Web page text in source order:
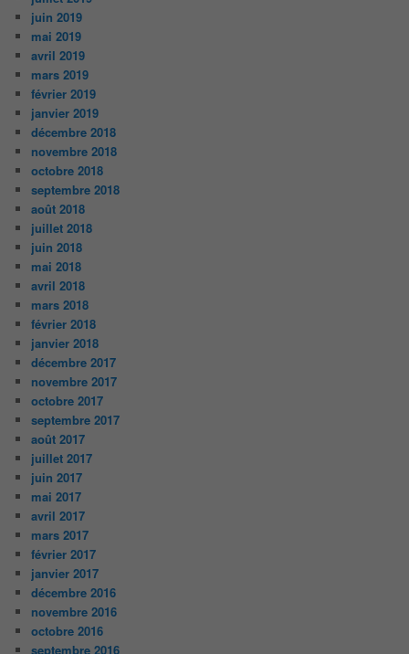
juin 2019
mai 2019
avril 2019
mars 2019
février 2019
janvier 2019
décembre 2018
novembre 2018
octobre 2018
septembre 2018
août 2018
juillet 2018
juin 2018
mai 2018
avril 2018
mars 2018
février 2018
janvier 2018
décembre 2017
novembre 2017
octobre 2017
septembre 2017
août 2017
juillet 2017
juin 2017
mai 2017
avril 2017
mars 2017
février 2017
janvier 2017
décembre 2016
novembre 2016
octobre 2016
septembre 2016